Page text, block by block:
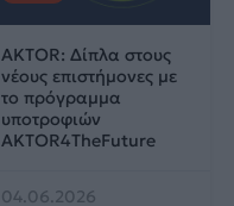
AKTOR: Δίπλα στους
νέους επιστήμονες με
το πρόγραμμα
υποτροφιών
AKTOR4TheFuture
04.06.2026